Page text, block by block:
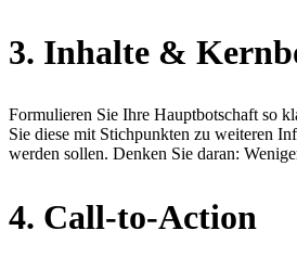
3. Inhalte &
Formulieren Sie Ihre Hauptbotschaft so
Sie diese mit Stichpunkten zu weiteren
werden sollen. Denken Sie daran:
4. Call-to-Action